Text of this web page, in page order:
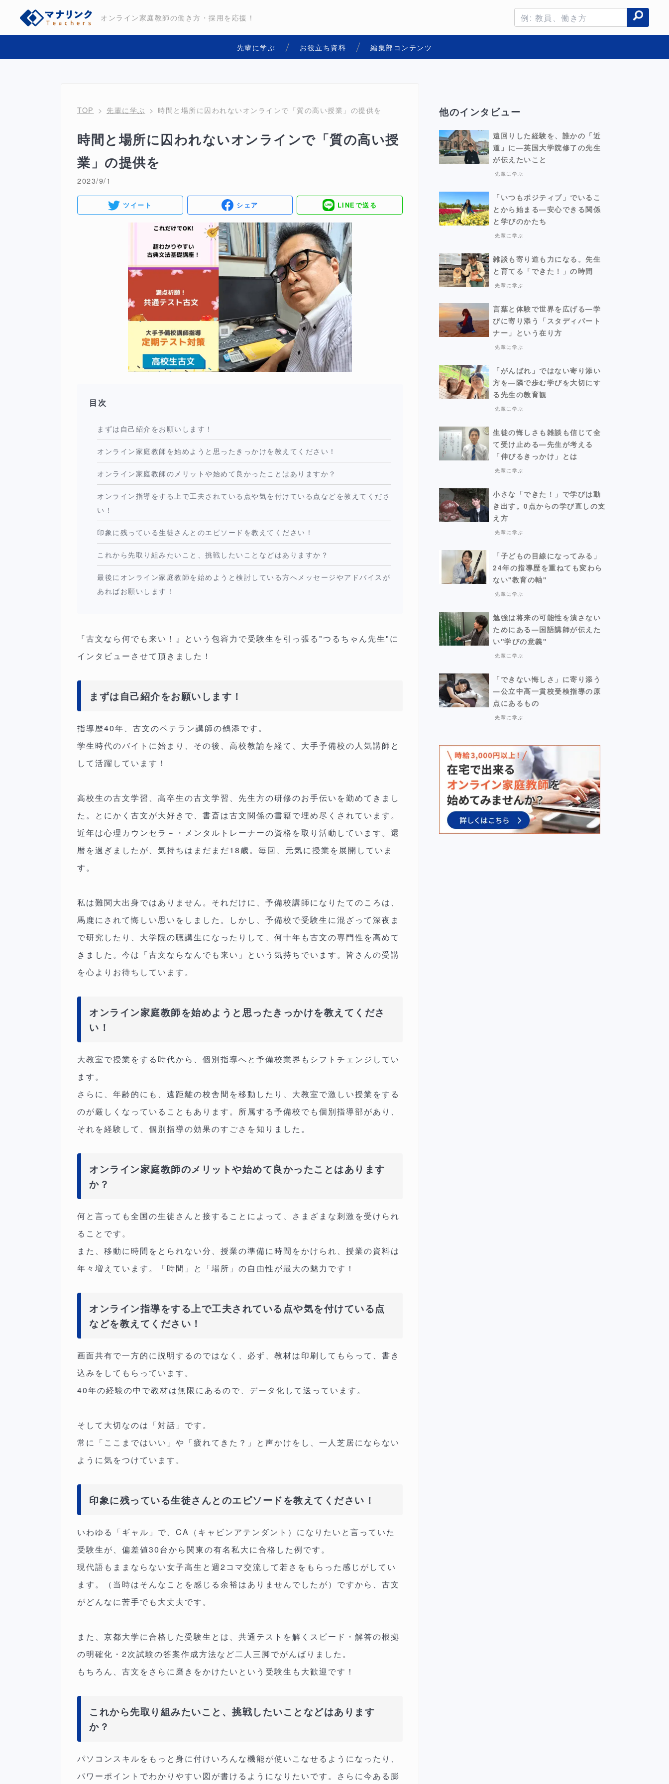
オンライン家庭教師の働き方・採用を応援！
先輩に学ぶ お役立ち資料 編集部コンテンツ
TOP 先輩に学ぶ 時間と場所に囚われないオンラインで「質の高い授業」の提供を
時間と場所に囚われないオンラインで「質の高い授
業」の提供を
2023/9/1
ツイート シェア LINEで送る
目次
まずは自己紹介をお願いします！
オンライン家庭教師を始めようと思ったきっかけを教えてください！
オンライン家庭教師のメリットや始めて良かったことはありますか？
オンライン指導をする上で工夫されている点や気を付けている点などを教えてくださ
い！
印象に残っている生徒さんとのエピソードを教えてください！
これから先取り組みたいこと、挑戦したいことなどはありますか？
最後にオンライン家庭教師を始めようと検討している方へメッセージやアドバイスが
あればお願いします！
『古文なら何でも来い！』という包容力で受験生を引っ張る"つるちゃん先生"に
インタビューさせて頂きました！
まずは自己紹介をお願いします！
指導歴40年、古文のベテラン講師の鶴添です。
学生時代のバイトに始まり、その後、高校教諭を経て、大手予備校の人気講師と
して活躍しています！
高校生の古文学習、高卒生の古文学習、先生方の研修のお手伝いを勤めてきまし
た。とにかく古文が大好きで、書斎は古文関係の書籍で埋め尽くされています。
近年は心理カウンセラ－・メンタルトレーナーの資格を取り活動しています。還
暦を過ぎましたが、気持ちはまだまだ18歳。毎回、元気に授業を展開していま
す。
私は難関大出身ではありません。それだけに、予備校講師になりたてのころは、
馬鹿にされて悔しい思いをしました。しかし、予備校で受験生に混ざって深夜ま
で研究したり、大学院の聴講生になったりして、何十年も古文の専門性を高めて
きました。今は「古文ならなんでも来い」という気持ちでいます。皆さんの受講
を心よりお待ちしています。
オンライン家庭教師を始めようと思ったきっかけを教えてくださ
い！
大教室で授業をする時代から、個別指導へと予備校業界もシフトチェンジしてい
ます。
さらに、年齢的にも、遠距離の校舎間を移動したり、大教室で激しい授業をする
のが厳しくなっていることもあります。所属する予備校でも個別指導部があり、
それを経験して、個別指導の効果のすごさを知りました。
オンライン家庭教師のメリットや始めて良かったことはあります
か？
何と言っても全国の生徒さんと接することによって、さまざまな刺激を受けられ
ることです。
また、移動に時間をとられない分、授業の準備に時間をかけられ、授業の資料は
年々増えています。「時間」と「場所」の自由性が最大の魅力です！
オンライン指導をする上で工夫されている点や気を付けている点
などを教えてください！
画面共有で一方的に説明するのではなく、必ず、教材は印刷してもらって、書き
込みをしてもらっています。
40年の経験の中で教材は無限にあるので、データ化して送っています。
そして大切なのは「対話」です。
常に「ここまではいい」や「疲れてきた？」と声かけをし、一人芝居にならない
ように気をつけています。
印象に残っている生徒さんとのエピソードを教えてください！
いわゆる「ギャル」で、CA（キャビンアテンダント）になりたいと言っていた
受験生が、偏差値30台から関東の有名私大に合格した例です。
現代語もままならない女子高生と週2コマ交流して若さをもらった感じがしてい
ます。（当時はそんなことを感じる余裕はありませんでしたが）ですから、古文
がどんなに苦手でも大丈夫です。
また、京都大学に合格した受験生とは、共通テストを解くスピード・解答の根拠
の明確化・2次試験の答案作成方法など二人三脚でがんばりました。
もちろん、古文をさらに磨きをかけたいという受験生も大歓迎です！
これから先取り組みたいこと、挑戦したいことなどはあります
か？
パソコンスキルをもっと身に付けいろんな機能が使いこなせるようになったり、
パワーポイントでわかりやすい図が書けるようになりたいです。さらに今ある膨
他のインタビュー
遠回りした経験を、誰かの「近
道」に―英国大学院修了の先生
が伝えたいこと
先輩に学ぶ
「いつもポジティブ」でいるこ
とから始まる―安心できる関係
と学びのかたち
先輩に学ぶ
雑談も寄り道も力になる。先生
と育てる「できた！」の時間
先輩に学ぶ
言葉と体験で世界を広げる―学
びに寄り添う「スタディパート
ナー」という在り方
先輩に学ぶ
「がんばれ」ではない寄り添い
方を―隣で歩む学びを大切にす
る先生の教育観
先輩に学ぶ
生徒の悔しさも雑談も信じて全
て受け止める―先生が考える
「伸びるきっかけ」とは
先輩に学ぶ
小さな「できた！」で学びは動
き出す。0点からの学び直しの支
え方
先輩に学ぶ
「子どもの目線になってみる」
24年の指導歴を重ねても変わら
ない"教育の軸"
先輩に学ぶ
勉強は将来の可能性を潰さない
ためにある―国語講師が伝えた
い"学びの意義"
先輩に学ぶ
「できない悔しさ」に寄り添う
―公立中高一貫校受検指導の原
点にあるもの
先輩に学ぶ